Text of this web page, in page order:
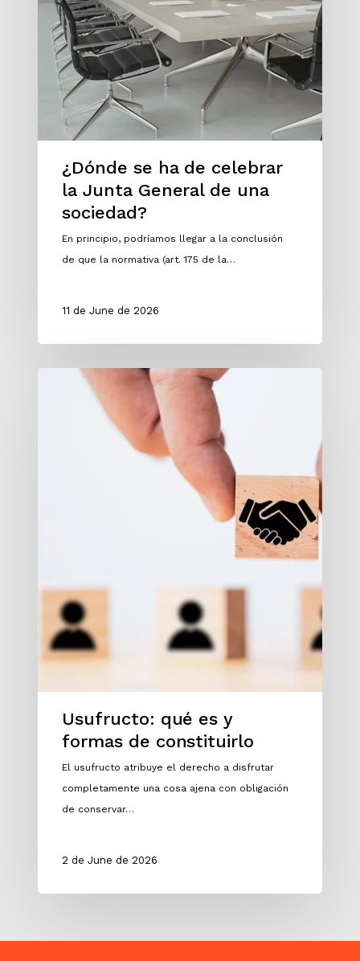
¿Dónde se ha de celebrar
la Junta General de una
sociedad?
En principio, podríamos llegar a la conclusión
de que la normativa (art. 175 de la…
11 de June de 2026
Usufructo: qué es y
formas de constituirlo
El usufructo atribuye el derecho a disfrutar
completamente una cosa ajena con obligación
de conservar…
2 de June de 2026